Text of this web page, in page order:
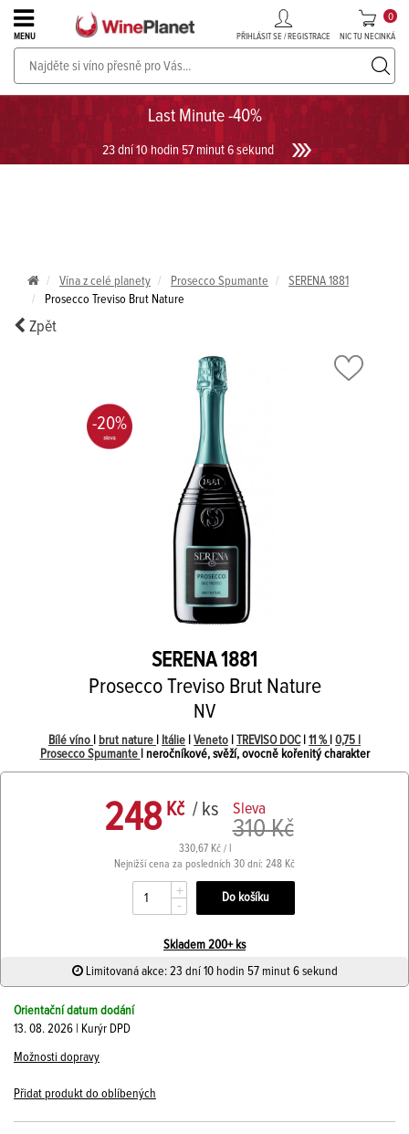
Last Minute -40%
23 dní 10 hodin 57 minut 6 sekund
MENU PŘIHLÁSIT SE / REGISTRACE NIC TU NECINKÁ
0
PROSECCO v akci až do -30%!UKÁZAT PROSECCO
Vína z celé planety Prosecco Spumante
SERENA 1881
Prosecco Treviso Brut Nature
Zpět
-20%
SERENA 1881
Prosecco Treviso Brut Nature
NV
Bílé víno brut nature Itálie Veneto TREVISO DOC| 11 % 0,75 l
Prosecco Spumante
| neročníkové, svěží, ovocně kořenitý charakter
248Kč / ks Sleva
310 Kč
330,67 Kč / l
Nejnižší cena za posledních 30 dní: 248 Kč
+
-
Skladem 200+ ks
Limitovaná akce: 23 dní 10 hodin 57 minut 6 sekund
Orientační datum dodání
13. 08. 2026 | Kurýr DPD
Možnosti dopravy
Přidat produkt do oblíbených